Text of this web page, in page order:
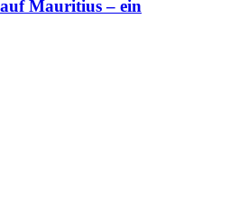
Mauritius – ein